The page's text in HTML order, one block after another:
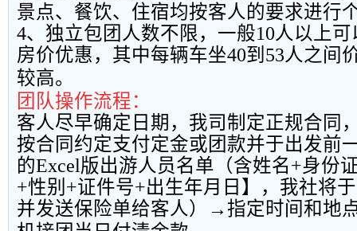
景点、餐饮、住宿均按客人的要求进行
4、独立包团人数不限，一般10人以上
房价优惠，其中每辆车坐40到 53人之间
较高。
团队操作流程：
客人尽早确定日期，我司制定正规合同
按合同约定支付定金或团款并于出发前
的Excel版出游人员名单（含姓名+身份
+性别 +证件号+出生年月日】，我社将
并发送保险单给客人）→指定时间和地